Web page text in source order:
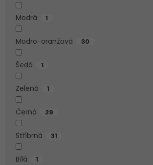
Modrá 1
Modro-oranžová 30
Šedá 1
Zelená 1
Černá 29
Stříbrná 31
Bílá 1